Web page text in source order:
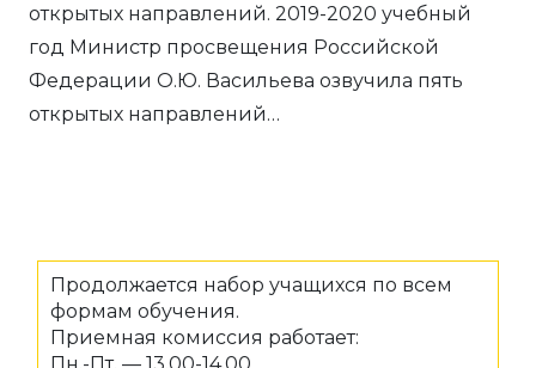
открытых направлений. 2019-2020 учебный
год Министр просвещения Российской
Федерации О.Ю. Васильева озвучила пять
открытых направлений…
Продолжается набор учащихся по всем
формам обучения.
Приемная комиссия работает: